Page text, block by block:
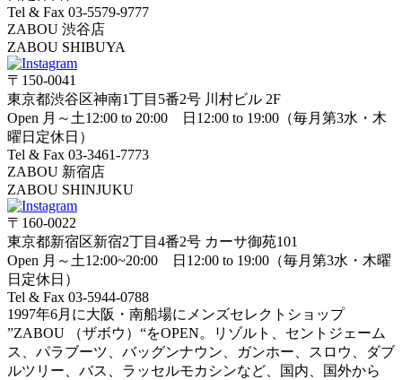
Tel & Fax 03-5579-9777
ZABOU 渋谷店
ZABOU SHIBUYA
〒150-0041
東京都渋谷区神南1丁目5番2号 川村ビル 2F
Open 月～土12:00 to 20:00 日12:00 to 19:00（毎月第3水・木
曜日定休日）
Tel & Fax 03-3461-7773
ZABOU 新宿店
ZABOU SHINJUKU
〒160-0022
東京都新宿区新宿2丁目4番2号 カーサ御苑101
Open 月～土12:00~20:00 日12:00 to 19:00（毎月第3水・木曜
日定休日）
Tel & Fax 03-5944-0788
1997年6月に大阪・南船場にメンズセレクトショップ
”ZABOU （ザボウ）“をOPEN。リゾルト、セントジェーム
ス、パラブーツ、バッグンナウン、ガンホー、スロウ、ダブ
ルツリー、バス、ラッセルモカシンなど、国内、国外から